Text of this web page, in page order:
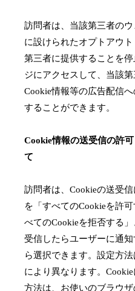
訪問者は、当該第三者の
に設けられたオプトアウ
第三者に提供することを
ジにアクセスして、当該第
Cookie情報等の広告配信
することができます。
Cookie情報の送受信の許
て
訪問者は、Cookieの送受
を「すべてのCookieを許
べてのCookieを拒否する
受信したらユーザーに通
ら選択できます。設定方
により異なります。
方法は、お使いのブラウザ